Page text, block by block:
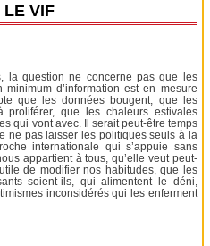
LE VIF
la question ne concerne pas que les
d’information est en mesure
que les données bougent, que les
proliférer, que les chaleurs estivales
qui vont avec. Il serait peut-être temps
ne pas laisser les politiques seuls à la
internationale qui s’appuie sans
appartient à tous, qu’elle veut peut-
de modifier nos habitudes, que les
soient-ils, qui alimentent le déni,
inconsidérés qui les enferment